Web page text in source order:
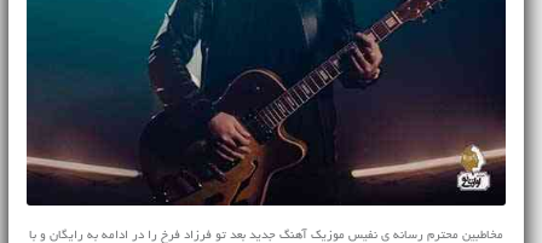
مخاطبین محترم رسانه ی نفیس موزیک آهنگ جدید بعد تو فرزاد فرخ را در ادامه به رایگان و با